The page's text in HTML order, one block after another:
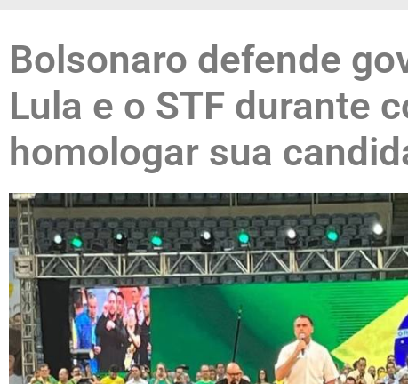
Bolsonaro defende
Lula e o STF durante
homologar sua